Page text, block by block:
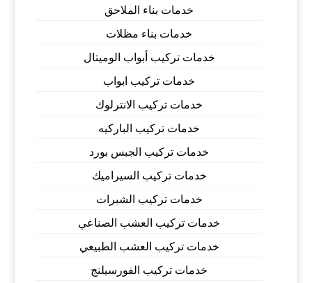
خدمات بناء الملاحق
خدمات بناء مظلات
خدمات تركيب أبواب الوميتال
خدمات تركيب ابواب
خدمات تركيب الانترلوك
خدمات تركيب الباركيه
خدمات تركيب الجبس بورد
خدمات تركيب السيراميك
خدمات تركيب الشبرات
خدمات تركيب العشب الصناعي
خدمات تركيب العشب الطبيعي
خدمات تركيب الفورسيلنج